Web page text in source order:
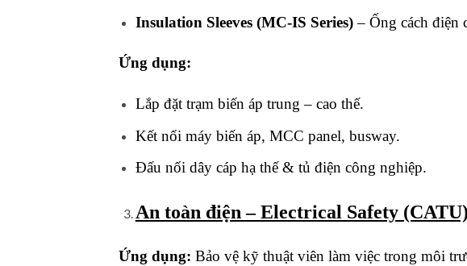
Insulation Sleeves (MC-IS Series)– Ống cách điện
Ứng dụng:
Lắp đặt trạm biến áp trung – cao thế.
Kết nối máy biến áp, MCC panel, busway.
Đấu nối dây cáp hạ thế & tủ điện công nghiệp.
An toàn điện – Electrical Safety (CATU)
Ứng dụng: Bảo vệ kỹ thuật viên làm việc trong môi